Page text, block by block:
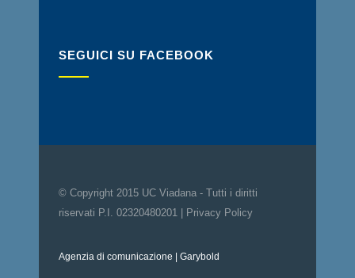
SEGUICI SU FACEBOOK
© Copyright 2015 UC Viadana - Tutti i diritti
riservati P.I. 02320480201 |
Privacy Policy
Agenzia di comunicazione | Garybold